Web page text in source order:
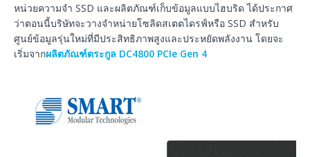
หน่วยความจำ SSD และผลิตภัณฑ์เก็บข้อมูลแบบไฮบริด ได้ประกาศ
ว่าตอนนี้บริษัทจะวางจำหน่ายโซลิดสเตตไดรฟ์หรือ SSD สำหรับ
ศูนย์ข้อมูลรุ่นใหม่ที่มีประสิทธิภาพสูงและประหยัดพลังงาน โดยจะ
เริ่มจากผลิตภัณฑ์ตระกูล DC4800 PCIe Gen 4